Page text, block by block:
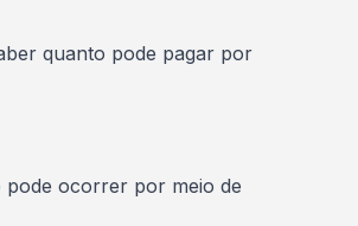
quanto pode pagar por
pode ocorrer por meio de